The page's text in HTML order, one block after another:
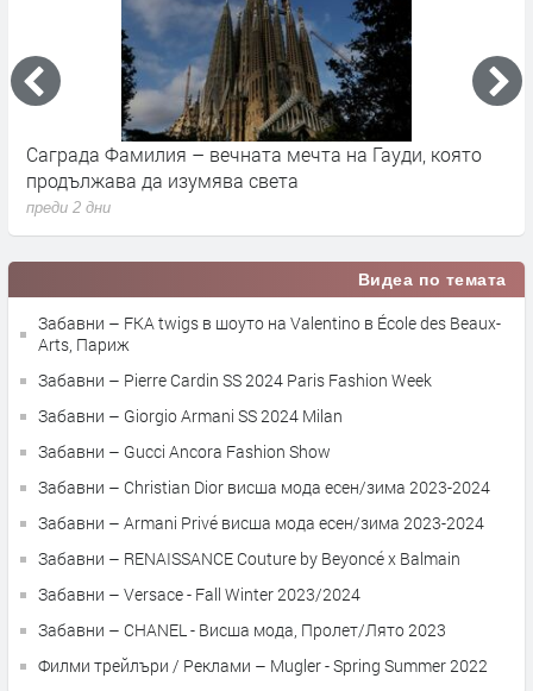
Саграда Фамилия – вечната мечта на Гауди, която
продължава да изумява света
преди 2 дни
Видеа по темата
Забавни – FKA twigs в шоуто на Valentino в École des Beaux-
Arts, Париж
Забавни – Pierre Cardin SS 2024 Paris Fashion Week
Забавни – Giorgio Armani SS 2024 Milan
Забавни – Gucci Ancora Fashion Show
Забавни – Christian Dior висша мода есен/зима 2023-2024
Забавни – Armani Privé висша мода есен/зима 2023-2024
Забавни – RENAISSANCE Couture by Beyoncé x Balmain
Забавни – Versace - Fall Winter 2023/2024
Забавни – CHANEL - Висша мода, Пролет/Лято 2023
Филми трейлъри / Реклами – Mugler - Spring Summer 2022